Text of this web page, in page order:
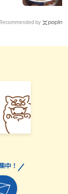
Recommended by
中！